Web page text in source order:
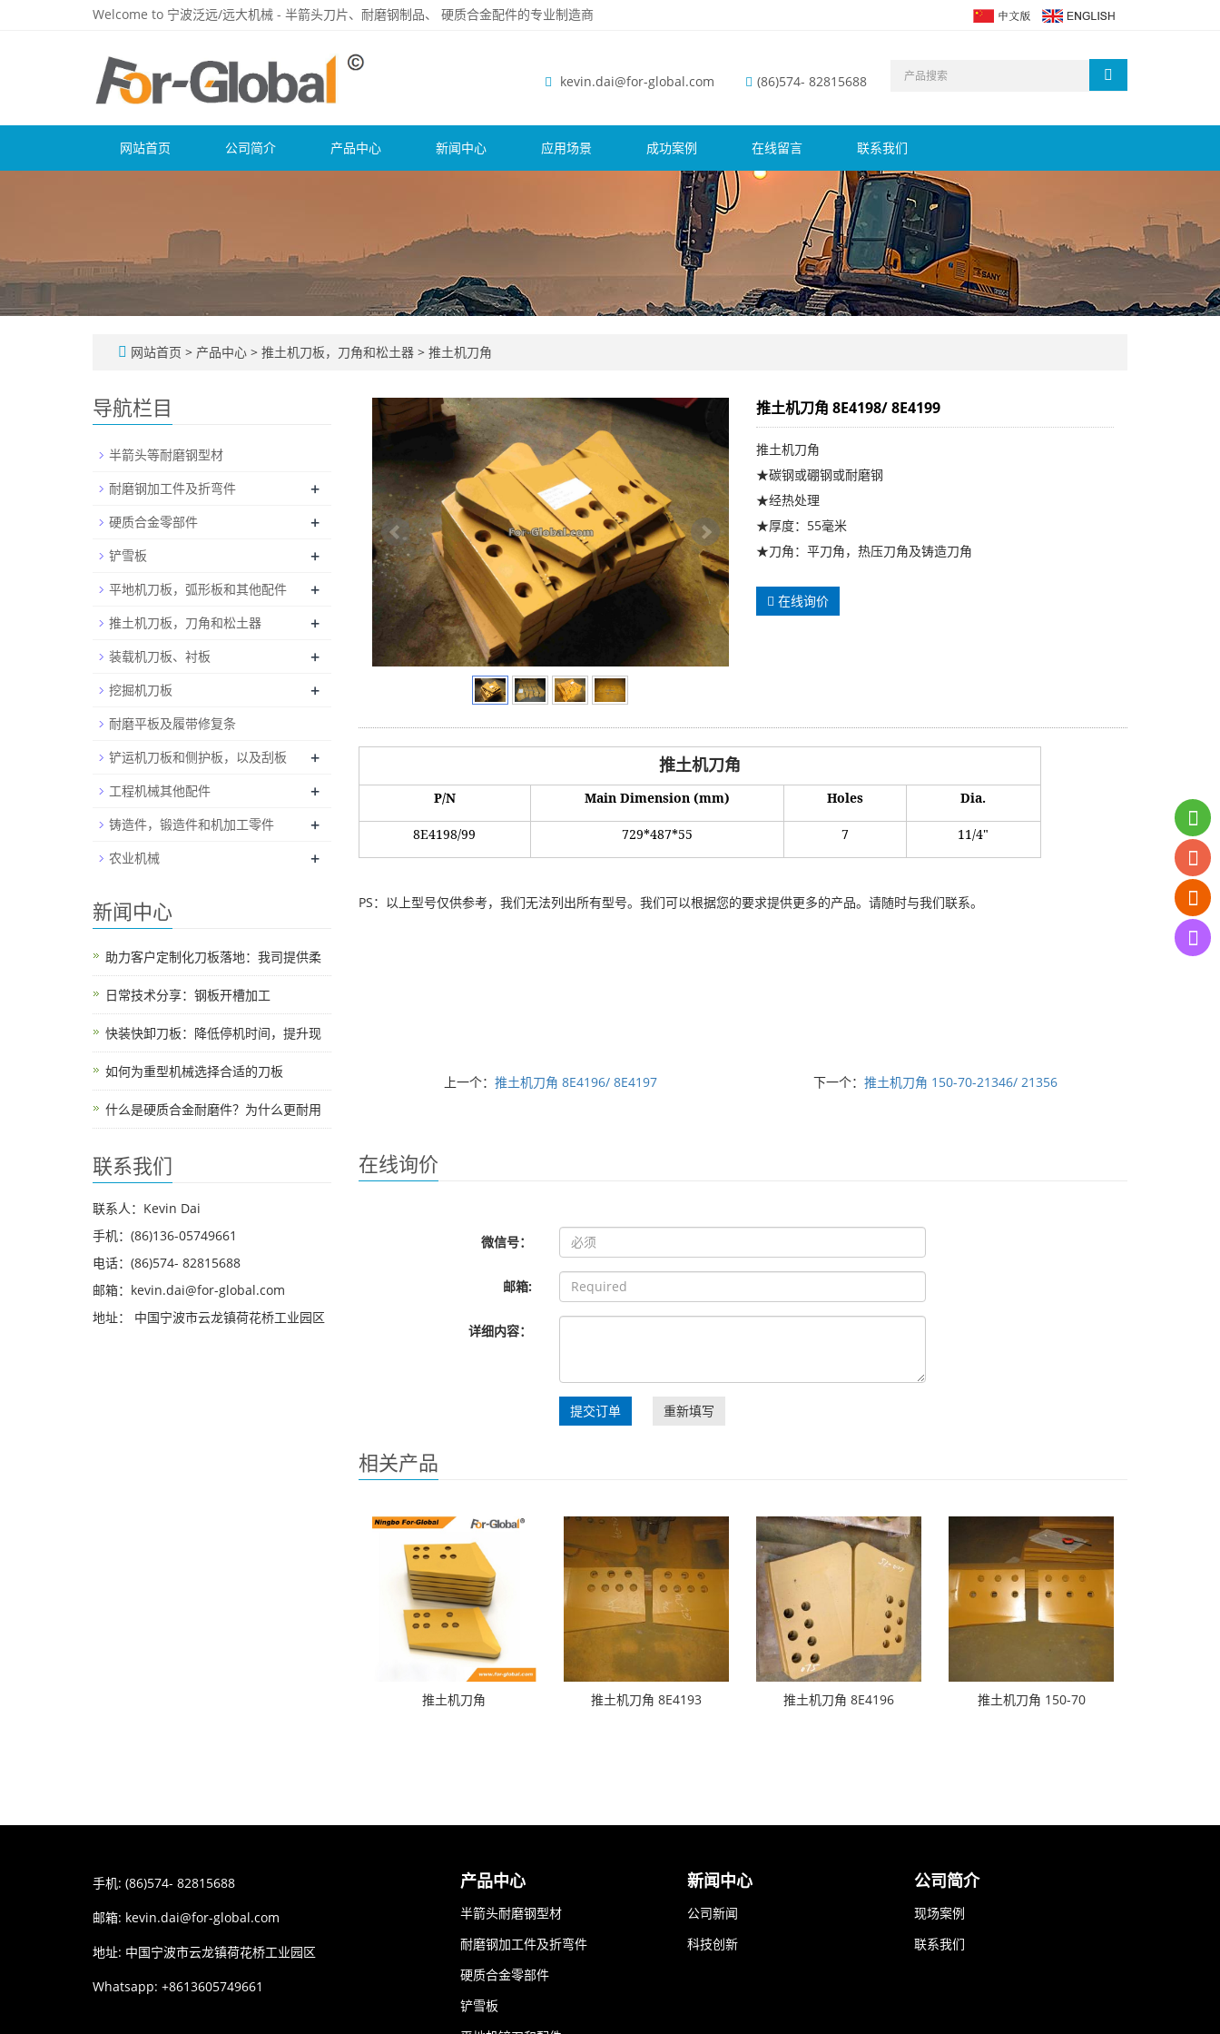
Welcome to 宁波泛远/远大机械 - 半箭头刀片、耐磨钢制品、 硬质合金配件的专业制造商
kevin.dai@for-global.com (86)574- 82815688
网站首页 公司简介 产品中心 新闻中心 应用场景 成功案例 在线留言 联系我们
网站首页 > 产品中心 > 推土机刀板，刀角和松土器 > 推土机刀角
推土机刀角 8E4198/ 8E4199
推土机刀角
★碳钢或硼钢或耐磨钢
★经热处理
★厚度：55毫米
★刀角：平刀角，热压刀角及铸造刀角
在线询价
推土机刀角
P/N Main Dimension (mm) Holes Dia.
8E4198/99 729*487*55 7 11/4"
PS：以上型号仅供参考，我们无法列出所有型号。我们可以根据您的要求提供更多的产品。请随时与我们联系。
上一个： 推土机刀角 8E4196/ 8E4197 下一个： 推土机刀角 150-70-21346/ 21356
在线询价
微信号：
邮箱:
详细内容：
提交订单 重新填写
相关产品
推土机刀角 推土机刀角 8E4193 推土机刀角 8E4196 推土机刀角 150-70
导航栏目
半箭头等耐磨钢型材
耐磨钢加工件及折弯件
+
硬质合金零部件 +
铲雪板 +
平地机刀板，弧形板和其他配件 +
推土机刀板，刀角和松土器 +
装载机刀板、衬板 +
挖掘机刀板 +
耐磨平板及履带修复条
铲运机刀板和侧护板，以及刮板
+
工程机械其他配件 +
铸造件，锻造件和机加工零件 +
农业机械 +
新闻中心
助力客户定制化刀板落地：我司提供柔
日常技术分享：钢板开槽加工
快装快卸刀板：降低停机时间，提升现
如何为重型机械选择合适的刀板
什么是硬质合金耐磨件？为什么更耐用
联系我们
联系人：Kevin Dai
手机：(86)136-05749661
电话：(86)574- 82815688
邮箱：kevin.dai@for-global.com
地址： 中国宁波市云龙镇荷花桥工业园区
手机: (86)574- 82815688
邮箱: kevin.dai@for-global.com
地址: 中国宁波市云龙镇荷花桥工业园区
Whatsapp: +8613605749661
产品中心
半箭头耐磨钢型材
耐磨钢加工件及折弯件
硬质合金零部件
铲雪板
新闻中心
公司新闻
科技创新
公司简介
现场案例
联系我们